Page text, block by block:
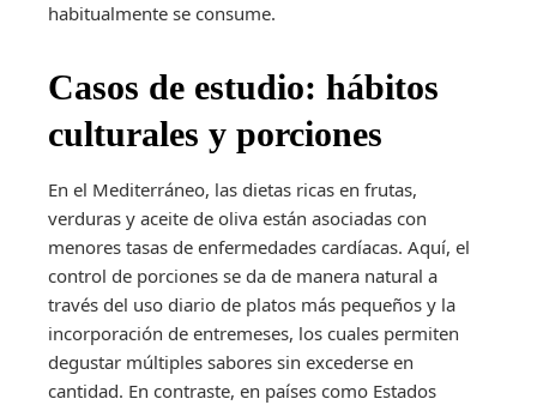
habitualmente se consume.
Casos de estudio: hábitos
culturales y porciones
En el Mediterráneo, las dietas ricas en frutas,
verduras y aceite de oliva están asociadas con
menores tasas de enfermedades cardíacas. Aquí, el
control de porciones se da de manera natural a
través del uso diario de platos más pequeños y la
incorporación de entremeses, los cuales permiten
degustar múltiples sabores sin excederse en
cantidad. En contraste, en países como Estados